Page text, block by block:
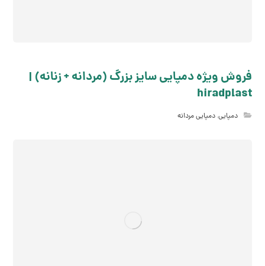
فروش ویژه دمپایی سایز بزرگ (مردانه + زنانه) |
hiradplast
دمپایی,دمپایی مردانه